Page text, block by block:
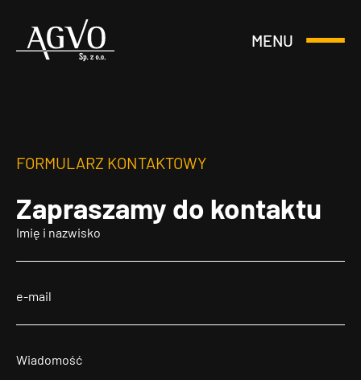
Header
MENU
Otwórz
FORMULARZ KONTAKTOWY
Zapraszamy do kontaktu